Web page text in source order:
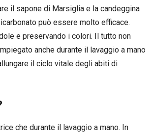
il sapone di Marsiglia e la candeggina
può essere molto efficace.
e preservando i colori. Il tutto non
anche durante il lavaggio a mano
il ciclo vitale degli abiti di
che durante il lavaggio a mano. In